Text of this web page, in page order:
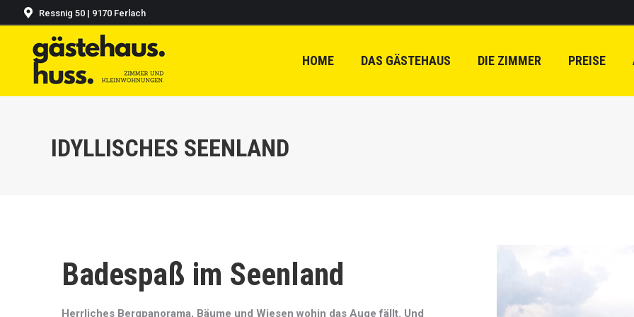
Ressnig 50 | 9170 Ferlach
HOME DAS GÄSTEHAUS DIE ZIMMER PREISE
IDYLLISCHES SEENLAND
Badespaß im Seenland
Herrliches Bergpanorama, Bäume und Wiesen wohin das Auge fällt. Und